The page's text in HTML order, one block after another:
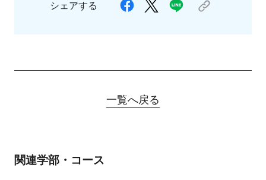
シェアする
一覧へ戻る
関連学部・コース